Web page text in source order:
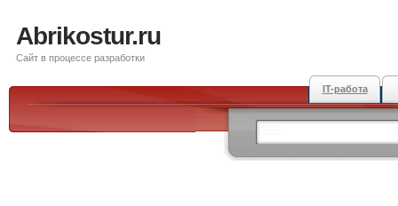
Abrikostur.ru
Сайт в процессе разработки
IT-работа